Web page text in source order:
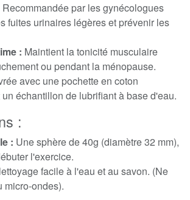
Recommandée par les gynécologues
fuites urinaires légères et prévenir les
: Maintient la tonicité musculaire
ou pendant la ménopause.
avec une pochette en coton
échantillon de lubrifiant à base d'eau.
:
: Une sphère de 40g (diamètre 32 mm),
l'exercice.
facile à l'eau et au savon. (Ne
micro-ondes).